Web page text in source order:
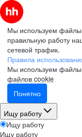
Мы используем файлы
правильную работу
сетевой трафик.
Правила
Мы используем
файлов cookie
Понятно
Ищу работу
Ищу работу
Ищу работу